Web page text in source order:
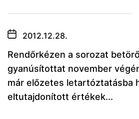
2012.12.28.
Rendőrkézen a sorozat
gyanúsítottat november
már előzetes letartóztatásba
eltutajdonított értékek...